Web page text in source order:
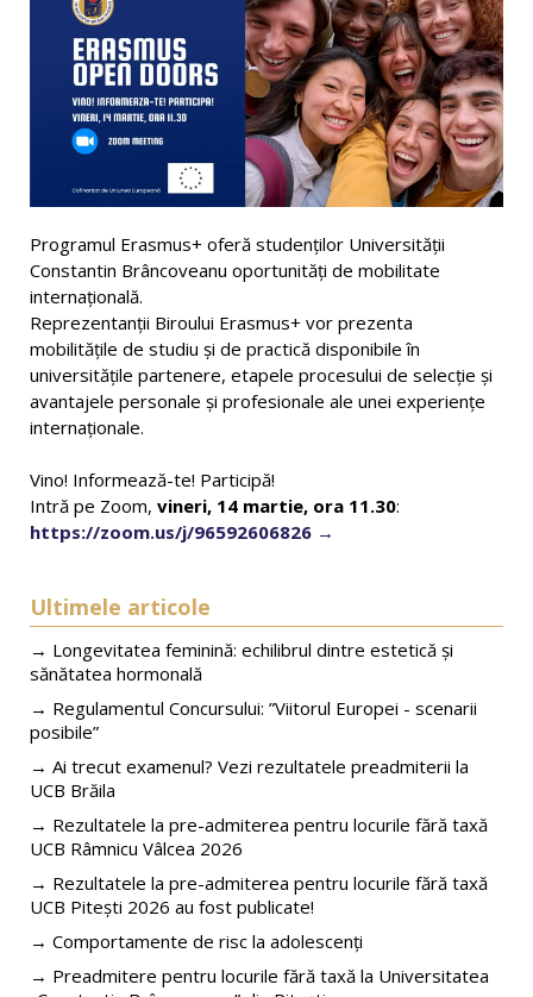
Programul Erasmus+ oferă studenților Universității
Constantin Brâncoveanu oportunități de mobilitate
internațională.
Reprezentanții Biroului Erasmus+ vor prezenta
mobilitățile de studiu și de practică disponibile în
universitățile partenere, etapele procesului de selecție și
avantajele personale și profesionale ale unei experiențe
internaționale.
Vino! Informează-te! Participă!
Intră pe Zoom, vineri, 14 martie, ora 11.30:
https://zoom.us/j/96592606826
Ultimele articole
→ Longevitatea feminină: echilibrul dintre estetică și
sănătatea hormonală
→ Regulamentul Concursului: ”Viitorul Europei - scenarii
posibile”
→ Ai trecut examenul? Vezi rezultatele preadmiterii la
UCB Brăila
→ Rezultatele la pre-admiterea pentru locurile fără taxă
UCB Râmnicu Vâlcea 2026
→ Rezultatele la pre-admiterea pentru locurile fără taxă
UCB Pitești 2026 au fost publicate!
→ Comportamente de risc la adolescenți
→ Preadmitere pentru locurile fără taxă la Universitatea